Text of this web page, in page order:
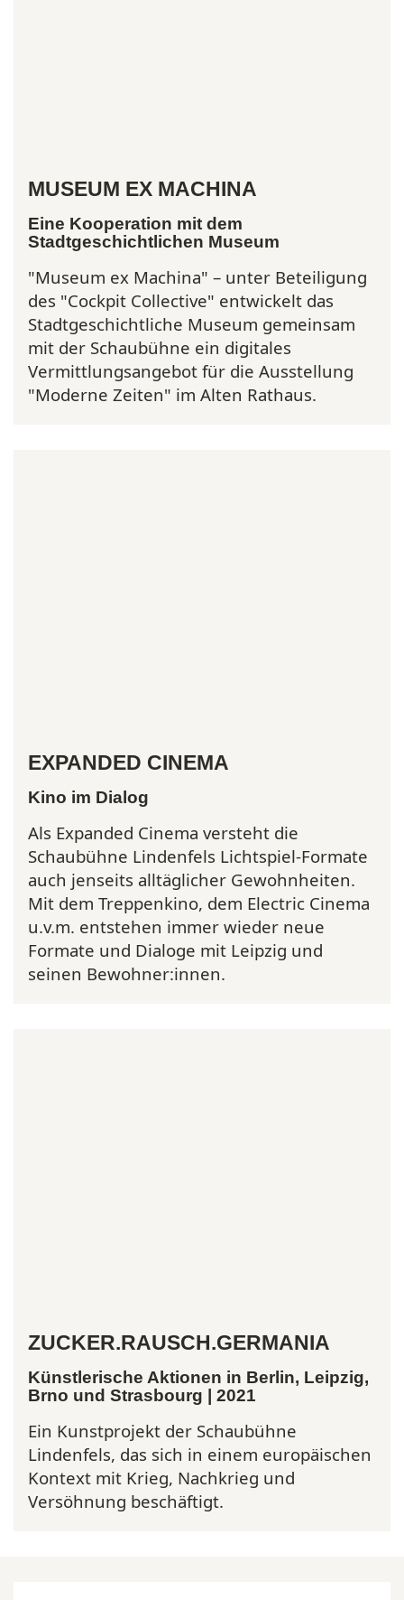
MUSEUM EX MACHINA
Eine Kooperation mit dem
Stadtgeschichtlichen Museum
"Museum ex Machina" – unter Beteiligung
des "Cockpit Collective" entwickelt das
Stadtgeschichtliche Museum gemeinsam
mit der Schaubühne ein digitales
Vermittlungsangebot für die Ausstellung
"Moderne Zeiten" im Alten Rathaus.
EXPANDED CINEMA
Kino im Dialog
Als Expanded Cinema versteht die
Schaubühne Lindenfels Lichtspiel-Formate
auch jenseits alltäglicher Gewohnheiten.
Mit dem Treppenkino, dem Electric Cinema
u.v.m. entstehen immer wieder neue
Formate und Dialoge mit Leipzig und
seinen Bewohner:innen.
ZUCKER.RAUSCH.GERMANIA
Künstlerische Aktionen in Berlin, Leipzig,
Brno und Strasbourg | 2021
Ein Kunstprojekt der Schaubühne
Lindenfels, das sich in einem europäischen
Kontext mit Krieg, Nachkrieg und
Versöhnung beschäftigt.